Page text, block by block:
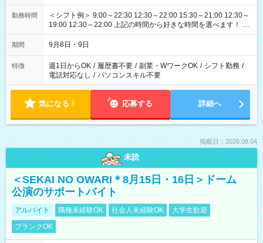
勤務時間
＜シフト例＞ 9:00～22:30 12:30～22:00 15:30～21:00 12:30～
19:00 12:30～22:00 上記の時間から好きな時間を選べます！ ※
時間は変更となる可能性があります
期間 9月8日・9日
特徴 週1日からOK / 履歴書不要 / 副業・WワークOK / シフト勤務 /
電話対応なし / パソコンスキル不要
気になる！ 応募する 詳細へ
掲載日：2026.08.04
未読
＜SEKAI NO OWARI＊8月15日・16日＞ドーム
公演のサポートバイト
アルバイト 職種未経験OK 社会人未経験OK
大学生歓迎
ブランクOK